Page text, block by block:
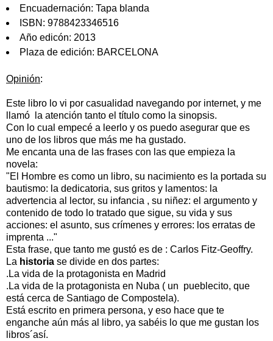
Encuadernación: Tapa blanda
ISBN: 9788423346516
Año edicón: 2013
Plaza de edición: BARCELONA
Opinión:
Este libro lo vi por casualidad navegando por internet, y me
llamó la atención tanto el título como la sinopsis.
Con lo cual empecé a leerlo y os puedo asegurar que es
uno de los libros que más me ha gustado.
Me encanta una de las frases con las que empieza la
novela:
"El Hombre es como un libro, su nacimiento es la portada su
bautismo: la dedicatoria, sus gritos y lamentos: la
advertencia al lector, su infancia , su niñez: el argumento y
contenido de todo lo tratado que sigue, su vida y sus
acciones: el asunto, sus crímenes y errores: los erratas de
imprenta ..."
Esta frase, que tanto me gustó es de : Carlos Fitz-Geoffry.
La historia se divide en dos partes:
.La vida de la protagonista en Madrid
.La vida de la protagonista en Nuba ( un pueblecito, que
está cerca de Santiago de Compostela).
Está escrito en primera persona, y eso hace que te
enganche aún más al libro, ya sabéis lo que me gustan los
libros´así.